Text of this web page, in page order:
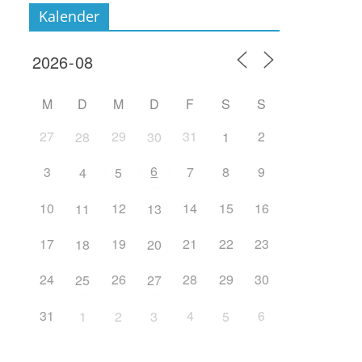
Kalender
M D M D F S
S
27
28 29 30 31 1
2
3
4 5 6 7 8
9
10
11 12 13 14 15
16
17
18 19 20 21 22
23
24
25 26 27 28 29
30
31
1 2 3 4 5 6